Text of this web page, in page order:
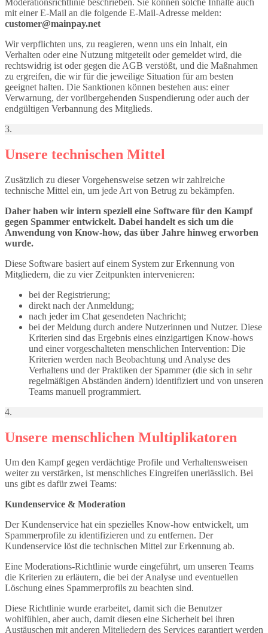
mit einer E-Mail an die folgende E-Mail-Adresse melden:
customer@mainpay.net
Wir verpflichten uns, zu reagieren, wenn uns ein Inhalt, ein
Verhalten oder eine Nutzung mitgeteilt oder gemeldet wird, die
rechtswidrig ist oder gegen die AGB verstößt, und die Maßnahmen
zu ergreifen, die wir für die jeweilige Situation für am besten
geeignet halten. Die Sanktionen können bestehen aus: einer
Verwarnung, der vorübergehenden Suspendierung oder auch der
endgültigen Verbannung des Mitglieds.
3.
Unsere technischen Mittel
Zusätzlich zu dieser Vorgehensweise setzen wir zahlreiche
technische Mittel ein, um jede Art von Betrug zu bekämpfen.
Daher haben wir intern speziell eine Software für den Kampf
gegen Spammer entwickelt. Dabei handelt es sich um die
Anwendung von Know-how, das über Jahre hinweg erworben
wurde.
Diese Software basiert auf einem System zur Erkennung von
Mitgliedern, die zu vier Zeitpunkten intervenieren:
bei der Registrierung;
direkt nach der Anmeldung;
nach jeder im Chat gesendeten Nachricht;
bei der Meldung durch andere Nutzerinnen und Nutzer. Diese
Kriterien sind das Ergebnis eines einzigartigen Know-hows
und einer vorgeschalteten menschlichen Intervention: Die
Kriterien werden nach Beobachtung und Analyse des
Verhaltens und der Praktiken der Spammer (die sich in sehr
regelmäßigen Abständen ändern) identifiziert und von unseren
Teams manuell programmiert.
4.
Unsere menschlichen Multiplikatoren
Um den Kampf gegen verdächtige Profile und Verhaltensweisen
weiter zu verstärken, ist menschliches Eingreifen unerlässlich. Bei
uns gibt es dafür zwei Teams:
Kundenservice & Moderation
Der Kundenservice hat ein spezielles Know-how entwickelt, um
Spammerprofile zu identifizieren und zu entfernen. Der
Kundenservice löst die technischen Mittel zur Erkennung ab.
Eine Moderations-Richtlinie wurde eingeführt, um unseren Teams
die Kriterien zu erläutern, die bei der Analyse und eventuellen
Löschung eines Spammerprofils zu beachten sind.
Diese Richtlinie wurde erarbeitet, damit sich die Benutzer
wohlfühlen, aber auch, damit diesen eine Sicherheit bei ihren
Austäuschen mit anderen Mitgliedern des Services garantiert werden